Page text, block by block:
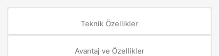
Teknik Özellikler
Avantaj ve Özellikler